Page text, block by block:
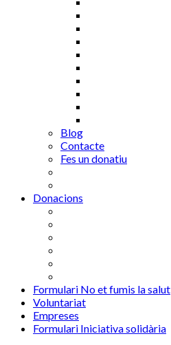
Blog
Contacte
Fes un donatiu
Donacions
Formulari No et fumis la salut
Voluntariat
Empreses
Formulari Iniciativa solidària